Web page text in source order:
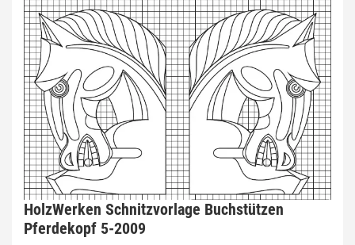
HolzWerken Schnitzvorlage Buchstützen
Pferdekopf 5-2009